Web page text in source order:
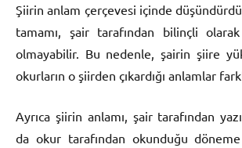
Şiirin anlam çerçevesi içinde
tamamı, şair tarafından bilinçli
olmayabilir. Bu nedenle, şairin şiire
okurların o şiirden çıkardığı anlamlar
Ayrıca şiirin anlamı, şair tarafından
da okur tarafından okunduğu